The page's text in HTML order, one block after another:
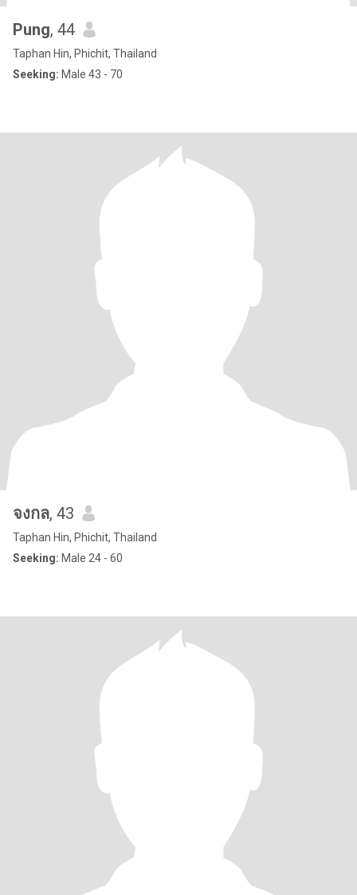
Pung, 44
Taphan Hin, Phichit, Thailand
Seeking: Male 43 - 70
จงกล, 43
Taphan Hin, Phichit, Thailand
Seeking: Male 24 - 60